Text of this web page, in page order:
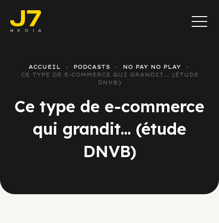
ACCUEIL PODCASTS
NO PAY NO PLAY
CE TYPE DE E-COMMERCE QUI GRANDIT… (ÉTUDE
DNVB)
Ce type de e-commerce
qui grandit… (étude
DNVB)